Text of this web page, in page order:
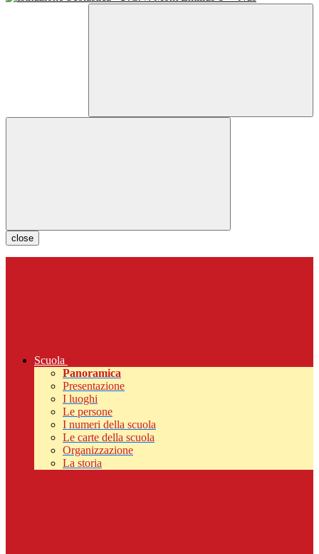
close
Scuola
Panoramica
Presentazione
I luoghi
Le persone
I numeri della scuola
Le carte della scuola
Organizzazione
La storia